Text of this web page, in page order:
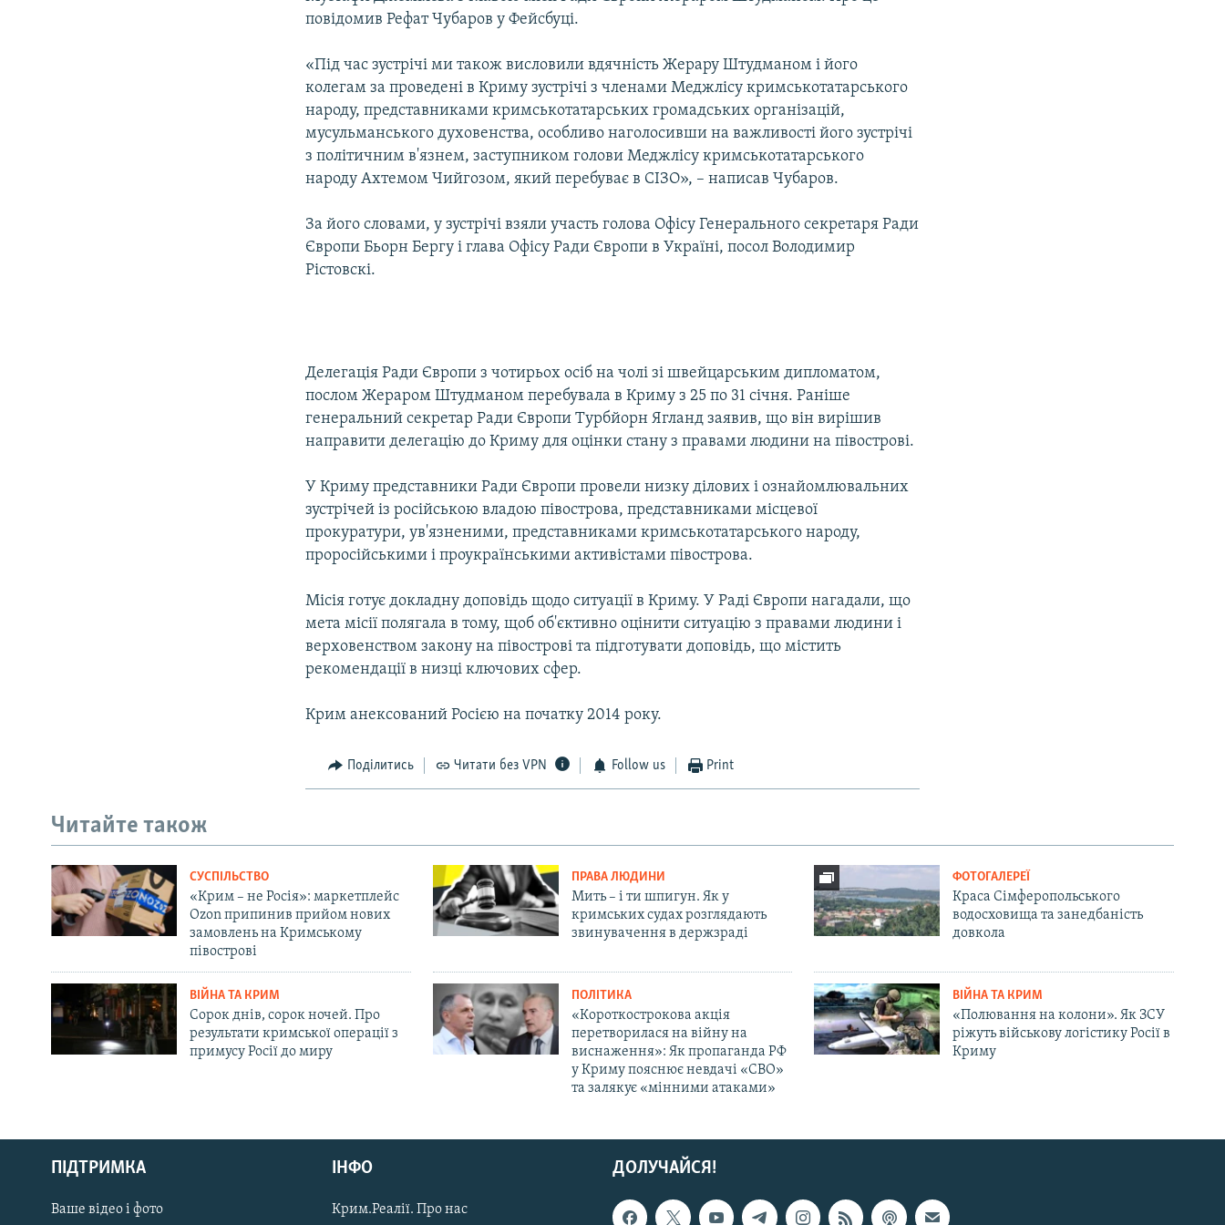
Русский
Qırımtatar
ДОЛУЧАЙСЯ!
повідомив Рефат Чубаров у Фейсбуці.
«Під час зустрічі ми також висловили вдячність Жерару Штудманом і його
колегам за проведені в Криму зустрічі з членами Меджлісу кримськотатарського
народу, представниками кримськотатарських громадських організацій,
мусульманського духовенства, особливо наголосивши на важливості його зустрічі
з політичним в'язнем, заступником голови Меджлісу кримськотатарського
народу Ахтемом Чийгозом, який перебуває в СІЗО», – написав Чубаров.
За його словами, у зустрічі взяли участь голова Офісу Генерального секретаря Ради
Європи Бьорн Бергу і глава Офісу Ради Європи в Україні, посол Володимир
Рістовскі.
Делегація Ради Європи з чотирьох осіб на чолі зі швейцарським дипломатом,
послом Жераром Штудманом перебувала в Криму з 25 по 31 січня. Раніше
генеральний секретар Ради Європи Турбйорн Ягланд заявив, що він вирішив
направити делегацію до Криму для оцінки стану з правами людини на півострові.
У Криму представники Ради Європи провели низку ділових і ознайомлювальних
зустрічей із російською владою півострова, представниками місцевої
прокуратури, ув'язненими, представниками кримськотатарського народу,
проросійськими і проукраїнськими активістами півострова.
Місія готує докладну доповідь щодо ситуації в Криму. У Раді Європи нагадали, що
мета місії полягала в тому, щоб об'єктивно оцінити ситуацію з правами людини і
верховенством закону на півострові та підготувати доповідь, що містить
рекомендації в низці ключових сфер.
Крим анексований Росією на початку 2014 року.
Поділитись Читати без VPN Follow us Print
Читайте також
СУСПІЛЬСТВО
«Крим – не Росія»: маркетплейс
Ozon припинив прийом нових
замовлень на Кримському
півострові
ПРАВА ЛЮДИНИ
Мить – і ти шпигун. Як у
кримських судах розглядають
звинувачення в держзраді
ФОТОГАЛЕРЕЇ
Краса Сімферопольського
водосховища та занедбаність
довкола
ВІЙНА ТА КРИМ
Сорок днів, сорок ночей. Про
результати кримської операції з
примусу Росії до миру
ПОЛІТИКА
«Короткострокова акція
перетворилася на війну на
виснаження»: Як пропаганда РФ
у Криму пояснює невдачі «СВО»
та залякує «мінними атаками»
ВІЙНА ТА КРИМ
«Полювання на колони». Як ЗСУ
ріжуть військову логістику Росії в
Криму
ДОЛУЧАЙСЯ!
ПІДТРИМКА
Ваше відео і фото
ІНФО
Крим.Реалії. Про нас